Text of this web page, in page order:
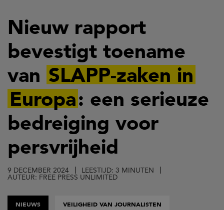
en
naar
inhoud
gaan
Nieuw rapport
bevestigt toename
van SLAPP-zaken in
Europa: een serieuze
bedreiging voor
persvrijheid
9 DECEMBER 2024 LEESTIJD: 3 MINUTEN
AUTEUR: FREE PRESS UNLIMITED
NIEUWS VEILIGHEID VAN JOURNALISTEN